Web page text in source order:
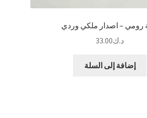
رومي – اصدار ملكي وردي
د.ك33.00
إضافة إلى السلة